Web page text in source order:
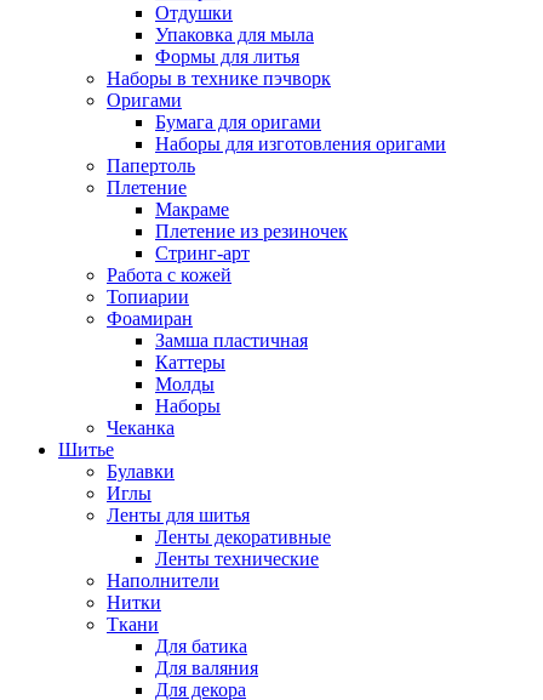
Отдушки
Упаковка для мыла
Формы для литья
Наборы в технике пэчворк
Оригами
Бумага для оригами
Наборы для изготовления оригами
Папертоль
Плетение
Макраме
Плетение из резиночек
Стринг-арт
Работа с кожей
Топиарии
Фоамиран
Замша пластичная
Каттеры
Молды
Наборы
Чеканка
Шитье
Булавки
Иглы
Ленты для шитья
Ленты декоративные
Ленты технические
Наполнители
Нитки
Ткани
Для батика
Для валяния
Для декора